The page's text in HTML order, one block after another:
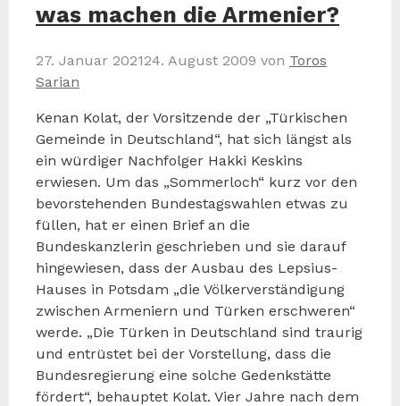
was machen die Armenier?
27. Januar 202124. August 2009 von Toros
Sarian
Kenan Kolat, der Vorsitzende der „Türkischen
Gemeinde in Deutschland“, hat sich längst als
ein würdiger Nachfolger Hakki Keskins
erwiesen. Um das „Sommerloch“ kurz vor den
bevorstehenden Bundestagswahlen etwas zu
füllen, hat er einen Brief an die
Bundeskanzlerin geschrieben und sie darauf
hingewiesen, dass der Ausbau des Lepsius-
Hauses in Potsdam „die Völkerverständigung
zwischen Armeniern und Türken erschweren“
werde. „Die Türken in Deutschland sind traurig
und entrüstet bei der Vorstellung, dass die
Bundesregierung eine solche Gedenkstätte
fördert“, behauptet Kolat. Vier Jahre nach dem